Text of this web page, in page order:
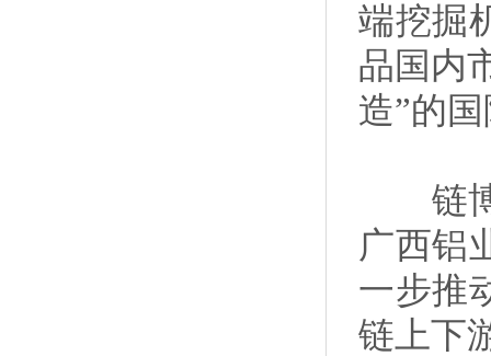
端挖掘
品国内
造”的
链博
广西铝
一步推
链上下